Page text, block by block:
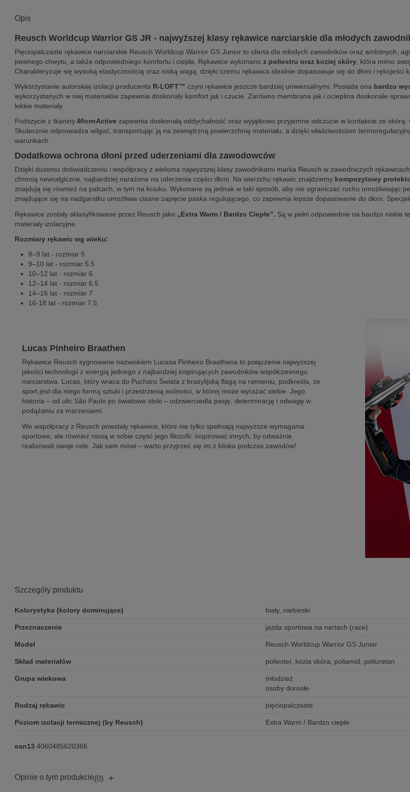
Opis
Reusch Worldcup Warrior GS JR - najwyższej klasy rękawice narciarskie dla młodych
Pięciopalczaste rękawice narciarskie Reusch Worldcup Warrior GS Junior to oferta dla młodych zawodników oraz ambitnych,
pewnego chwytu, a także odpowiedniego komfortu i ciepła. Rękawice wykonano z poliestru oraz koziej skóry , która mimo
Charakteryzuje się wysoką elastycznością oraz niską wagą, dzięki czemu rękawica idealnie dopasowuje się do dłoni i rękojeści
Wykorzystanie autorskiej izolacji producenta R-LOFT™ czyni rękawice jeszcze bardziej uniwersalnymi. Posiada ona bardzo
wykorzystanych w niej materiałów zapewnia doskonały komfort jak i czucie. Zarówno membrana jak i ocieplina doskonale
lekkie materiały.
Podszycie z tkaniny MicroActive zapewnia doskonałą oddychalność oraz wyjątkowo przyjemne odczucie w kontakcie ze
Skutecznie odprowadza wilgoć, transportując ją na zewnętrzną powierzchnię materiału, a dzięki właściwościom
warunkach.
Dodatkowa ochrona dłoni przed uderzeniami dla zawodowców
Dzięki dużemu doświadczeniu i współpracy z wieloma najwyższej klasy zawodnikami marka Reusch w zawodniczych
chronią newralgiczne, najbardziej narażone na uderzenia części dłoni. Na wierzchu rękawic znajdziemy kompozytowy
znajdują się również na palcach, w tym na kciuku. Wykonane są jednak w taki sposób, aby nie ograniczać ruchu umożliwiając
znajdujące się na nadgarstku umożliwia ciasne zapięcie paska regulującego, co zapewnia lepsze dopasowanie do dłoni.
Rękawice zostały sklasyfikowane przez Reusch jako „Extra Warm / Bardzo Ciepłe”. Są w pełni odpowiednie na bardzo niskie
materiały izolacyjne.
Rozmiary rękawic wg wieku:
8–9 lat - rozmiar 5
9–10 lat - rozmiar 5.5
10–12 lat - rozmiar 6
12–14 lat - rozmiar 6.5
14–16 lat - rozmiar 7
16-18 lat - rozmiar 7.5
Lucas Pinheiro Braathen
Rękawice Reusch sygnowane nazwiskiem Lucasa Pinheiro Braathena to połączenie najwyższej
jakości technologii z energią jednego z najbardziej inspirujących zawodników współczesnego
narciarstwa. Lucas, który wraca do Pucharu Świata z brazylijską flagą na ramieniu, podkreśla, że
sport jest dla niego formą sztuki i przestrzenią wolności, w której może wyrażać siebie. Jego
historia – od ulic São Paulo po światowe stoki – odzwierciedla pasję, determinację i odwagę w
podążaniu za marzeniami.
We współpracy z Reusch powstały rękawice, które nie tylko spełniają najwyższe wymagania
sportowe, ale również niosą w sobie część jego filozofii: inspirować innych, by odważnie
realizowali swoje cele. Jak sam mówi – warto przyjrzeć się im z bliska podczas zawodów!
Szczegóły produktu
Kolorystyka (kolory dominujące) biały, niebieski
Przeznaczenie jazda sportowa na nartach (race)
Model Reusch Worldcup Warrior GS Junior
Skład materiałów poliester, kozia skóra, poliamid, poliuretan
Grupa wiekowa
młodzież
osoby dorosłe
Rodzaj rękawic pięciopalczaste
Poziom izolacji termicznej (by Reusch) Extra Warm / Bardzo ciepłe
ean13 4060485620366
Opinie o tym produkcie(0) +